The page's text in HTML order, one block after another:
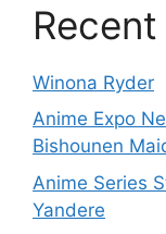
Winona Ryder
Anime Expo
Bishounen
Anime Series
Yandere